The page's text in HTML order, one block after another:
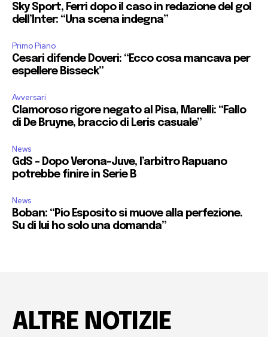
Sky Sport, Ferri dopo il caso in redazione del gol
dell’Inter: “Una scena indegna”
Primo Piano
Cesari difende Doveri: “Ecco cosa mancava per
espellere Bisseck”
Avversari
Clamoroso rigore negato al Pisa, Marelli: “Fallo
di De Bruyne, braccio di Leris casuale”
News
GdS – Dopo Verona-Juve, l’arbitro Rapuano
potrebbe finire in Serie B
News
Boban: “Pio Esposito si muove alla perfezione.
Su di lui ho solo una domanda”
ALTRE NOTIZIE